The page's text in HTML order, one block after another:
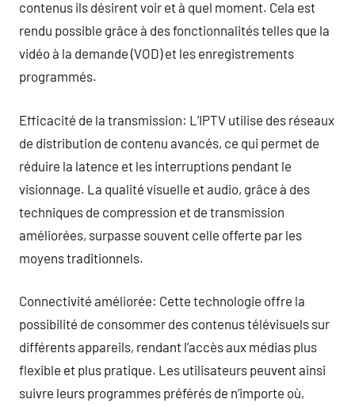
contenus ils désirent voir et à quel moment. Cela est
rendu possible grâce à des fonctionnalités telles que la
vidéo à la demande (VOD) et les enregistrements
programmés.
Efficacité de la transmission: L’IPTV utilise des réseaux
de distribution de contenu avancés, ce qui permet de
réduire la latence et les interruptions pendant le
visionnage. La qualité visuelle et audio, grâce à des
techniques de compression et de transmission
améliorées, surpasse souvent celle offerte par les
moyens traditionnels.
Connectivité améliorée: Cette technologie offre la
possibilité de consommer des contenus télévisuels sur
différents appareils, rendant l’accès aux médias plus
flexible et plus pratique. Les utilisateurs peuvent ainsi
suivre leurs programmes préférés de n’importe où,